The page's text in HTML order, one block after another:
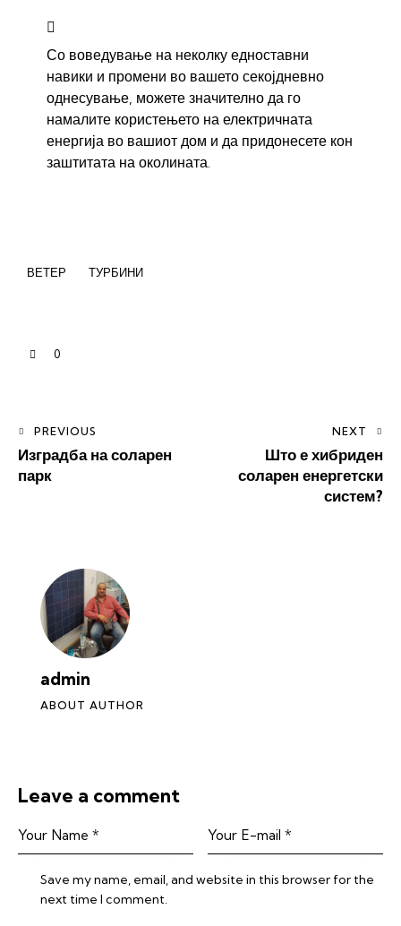
Со воведување на неколку едноставни
навики и промени во вашето секојдневно
однесување, можете значително да го
намалите користењето на електричната
енергија во вашиот дом и да придонесете кон
заштитата на околината.
ВЕТЕР ТУРБИНИ
0
Post
navigation
PREVIOUS
Изградба на соларен
парк
NEXT
Што е хибриден
соларен енергетски
систем?
admin
ABOUT AUTHOR
Leave a comment
Save my name, email, and website in this browser for the
next time I comment.